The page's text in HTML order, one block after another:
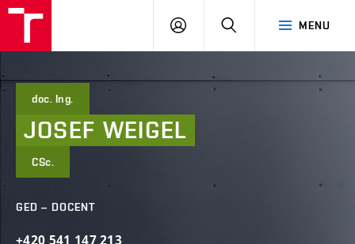
Brno
MENU
PŘIHLÁSIT
doc. Ing.
JOSEF WEIGEL
CSc.
GED – DOCENT
+420 541 147213